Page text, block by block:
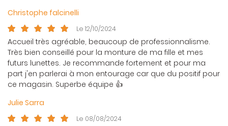
Christophe falcinelli
Le 12/10/2024
Accueil très agréable, beaucoup de professionnalisme.
Très bien conseillé pour la monture de ma fille et mes
futurs lunettes. Je recommande fortement et pour ma
part j'en parlerai à mon entourage car que du positif pour
ce magasin. Superbe équipe 👍
Julie Sarra
Le 08/08/2024